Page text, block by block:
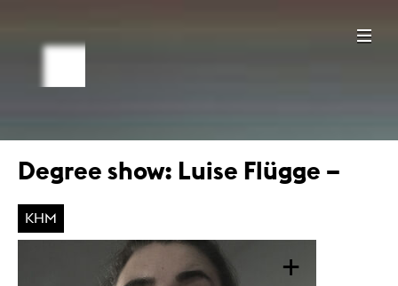
Degree show: Luise Flügge –
KHM
+